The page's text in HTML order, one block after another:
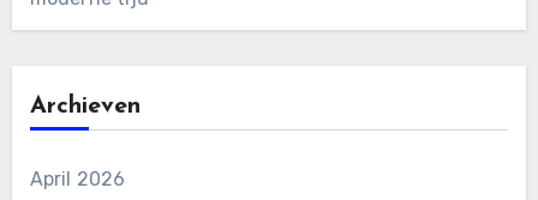
Archieven
April 2026